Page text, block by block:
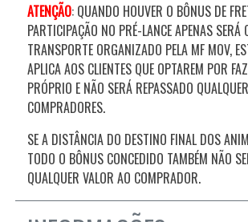
ATENÇÃO: QUANDO HOUVER O BÔNUS DE
PARTICIPAÇÃO NO PRÉ-LANCE APENAS SERÁ
TRANSPORTE ORGANIZADO PELA MF MOV,
APLICA AOS CLIENTES QUE OPTAREM POR
PRÓPRIO E NÃO SERÁ REPASSADO
COMPRADORES.
SE A DISTÂNCIA DO DESTINO FINAL DOS
TODO O BÔNUS CONCEDIDO TAMBÉM NÃO
QUALQUER VALOR AO COMPRADOR.